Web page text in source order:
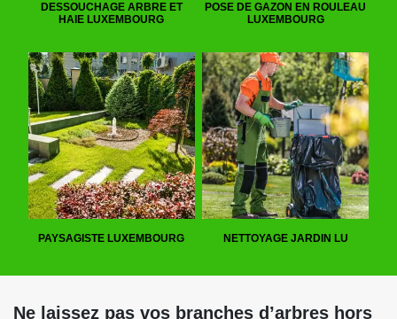
DESSOUCHAGE ARBRE ET
HAIE LUXEMBOURG
POSE DE GAZON EN ROULEAU
LUXEMBOURG
PAYSAGISTE LUXEMBOURG NETTOYAGE JARDIN LU
Ne laissez pas vos branches d’arbres hors